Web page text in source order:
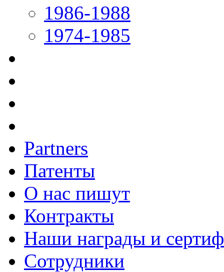
1986-1988
1974-1985
Partners
Патенты
О нас пишут
Контракты
Наши награды и
Сотрудники